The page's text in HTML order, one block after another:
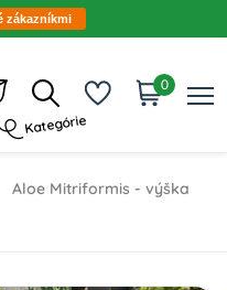
zákazníkmi
Kategórie
0
Aloe Mitriformis - výška